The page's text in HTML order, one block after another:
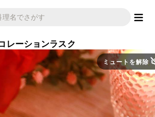
レーションラスク
ミュートを解除